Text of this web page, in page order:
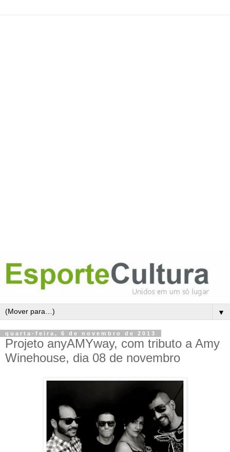
▼
quarta-feira, 6 de novembro de 2013
Projeto anyAMYway, com tributo a Amy
Winehouse, dia 08 de novembro